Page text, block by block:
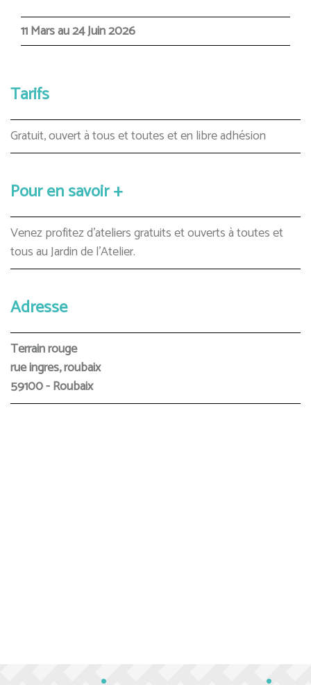
11 Mars au 24 Juin 2026
Tarifs
Gratuit, ouvert à tous et toutes et en libre adhésion
Pour en savoir +
Venez profitez d'ateliers gratuits et ouverts à toutes et
tous au Jardin de l'Atelier.
Adresse
Terrain rouge
rue ingres, roubaix
59100 - Roubaix